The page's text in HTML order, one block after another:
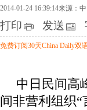
2014-01-24 16:39:14来源：
打印 发送
免费订阅30天China Daily双
中日民间高
间非营利组织“